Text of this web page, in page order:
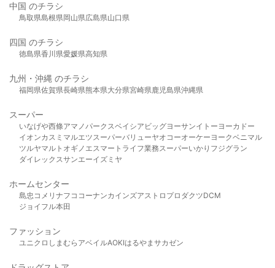
中国 のチラシ
鳥取県島根県岡山県広島県山口県
四国 のチラシ
徳島県香川県愛媛県高知県
九州・沖縄 のチラシ
福岡県佐賀県長崎県熊本県大分県宮崎県鹿児島県沖縄県
スーパー
いなげや西條アマノパークスベイシア ビッグヨーサンイトーヨーカドー
イオンカスミ マルエツスーパーバリューヤオコーオーケー ヨークベニマル
ツルヤマルト オギノ エスマート ライフ業務スーパーいかり フジグラン
ダイレックスサンエーイズミヤ
ホームセンター
島忠 コメリ ナフコ コーナンカインズアストロプロダクツDCM
ジョイフル本田
ファッション
ユニクロ しまむら アベイルAOKIはるやま サカゼン